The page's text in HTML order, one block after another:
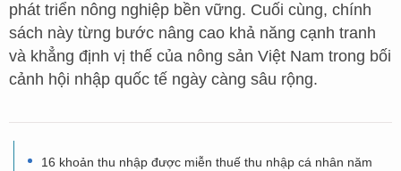
phát triển nông nghiệp bền vững. Cuối cùng, chính
sách này từng bước nâng cao khả năng cạnh tranh
và khẳng định vị thế của nông sản Việt Nam trong bối
cảnh hội nhập quốc tế ngày càng sâu rộng.
16 khoản thu nhập được miễn thuế thu nhập cá nhân năm